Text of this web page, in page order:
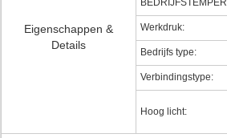
Eigenschappen &
Details
Werkdruk:
Bedrijfs type:
Verbindingstype:
Hoog licht: